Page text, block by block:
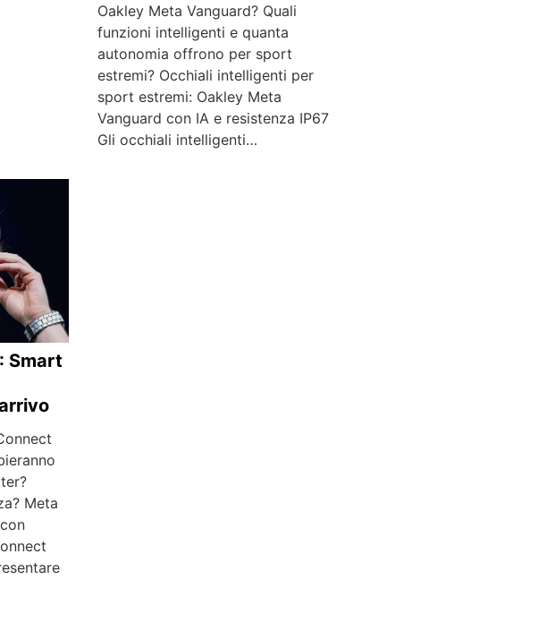
Oakley Meta Vanguard? Quali
funzioni intelligenti e quanta
autonomia offrono per sport
estremi? Occhiali intelligenti per
sport estremi: Oakley Meta
Vanguard con IA e resistenza IP67
Gli occhiali intelligenti…
Smart
Meta